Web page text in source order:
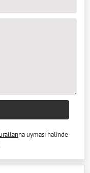
na uyması halinde